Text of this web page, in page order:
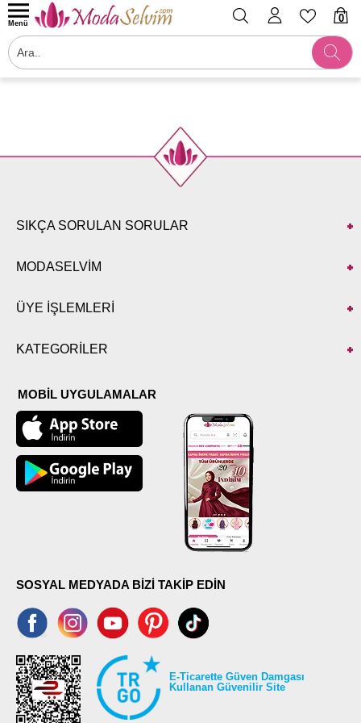
0
Menü
SIKÇA SORULAN SORULAR
MODASELVİM
ÜYE İŞLEMLERİ
KATEGORİLER
MOBİL UYGULAMALAR
SOSYAL MEDYADA BİZİ TAKİP EDİN
E-Ticarette Güven Damgası
Kullanan Güvenilir Site